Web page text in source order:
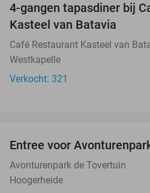
4-gangen tapasdiner bij
Kasteel van Batavia
Café Restaurant Kasteel van
Westkapelle
Verkocht: 321
Entree voor
Avonturenpark de Tovertuin
Hoogerheide